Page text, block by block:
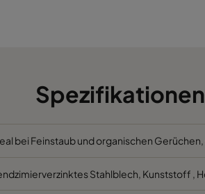
Spezifikationen
bei Feinstaub und organischen
Stahlblech, Kunststoff ,